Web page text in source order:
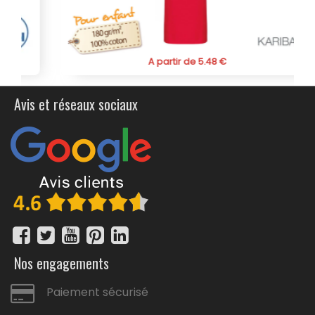
A partir de 5.48 €
Avis et réseaux sociaux
Nos engagements
Paiement sécurisé